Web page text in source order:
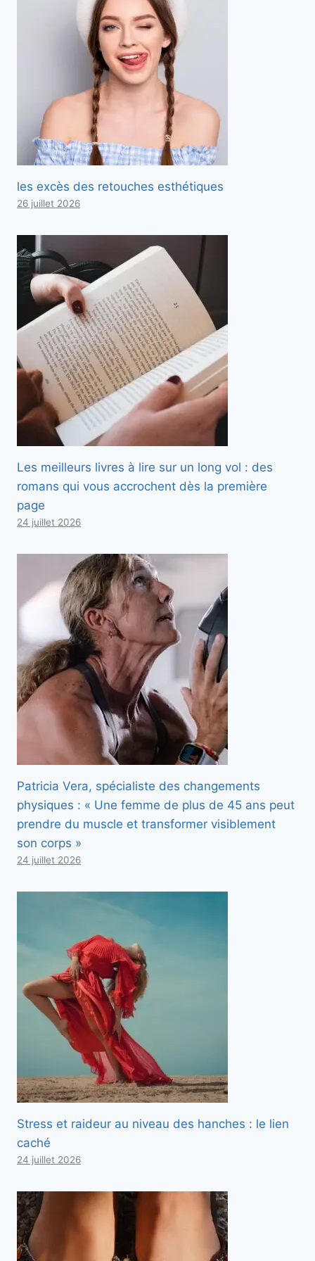
les excès des retouches esthétiques
26 juillet 2026
Les meilleurs livres à lire sur un long vol : des
romans qui vous accrochent dès la première
page
24 juillet 2026
Patricia Vera, spécialiste des changements
physiques : « Une femme de plus de 45 ans peut
prendre du muscle et transformer visiblement
son corps »
24 juillet 2026
Stress et raideur au niveau des hanches : le lien
caché
24 juillet 2026